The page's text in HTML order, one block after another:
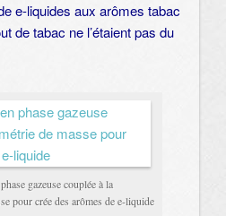
e-liquides aux arômes tabac
de tabac ne l’étaient pas du
gazeuse couplée à la
pour crée des arômes de e-liquide